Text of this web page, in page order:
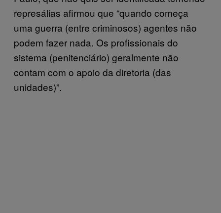
represálias afirmou que “quando começa
uma guerra (entre criminosos) agentes não
podem fazer nada. Os profissionais do
sistema (penitenciário) geralmente não
contam com o apoio da diretoria (das
unidades)”.